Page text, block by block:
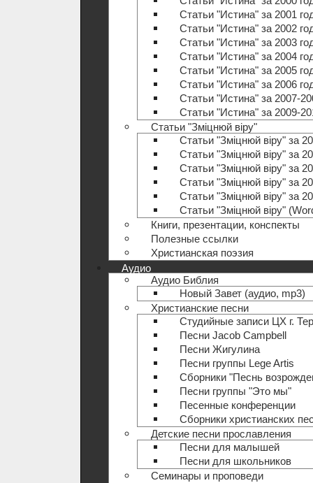
Статьи "Истина" за 2001
Статьи "Истина" за 2002
Статьи "Истина" за 2003
Статьи "Истина" за 2004
Статьи "Истина" за 2005
Статьи "Истина" за 2006
Статьи "Истина" за 2007-
Статьи "Истина" за 2009-
Статьи "Зміцнюй віру"
Статьи "Зміцнюй віру" за
Статьи "Зміцнюй віру" за
Статьи "Зміцнюй віру" за
Статьи "Зміцнюй віру" за
Статьи "Зміцнюй віру" за
Статьи "Зміцнюй віру"
Книги, презентации, конспекты
Полезные ccылки
Христианская поэзия
Аудио
Аудио Библия
Новый Завет (аудио, mp3)
Христианские песни
Студийные записи ЦХ г.
Песни Jacob Campbell
Песни Жигулина
Песни группы Lege Artis
Сборники "Песнь
Песни группы "Это мы"
Песенные конференции
Сборники христианских
Детские песни прославления
Песни для малышей
Песни для школьников
Семинары и проповеди